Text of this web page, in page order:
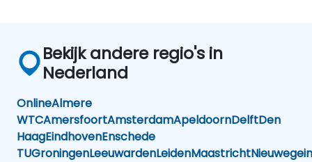
Bekijk andere regio's in
Nederland
OnlineAlmere
WTCAmersfoortAmsterdamApeldoornDelftDen
HaagEindhovenEnschede
TUGroningenLeeuwardenLeidenMaastrichtNieuwegein